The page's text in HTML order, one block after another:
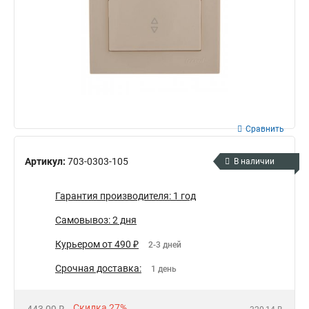
Артикул: 703-0303-105
Сравнить
В наличии
Гарантия производителя: 1 год
Самовывоз: 2 дня
Курьером от 490 ₽ 2-3 дней
Срочная доставка: 1 день